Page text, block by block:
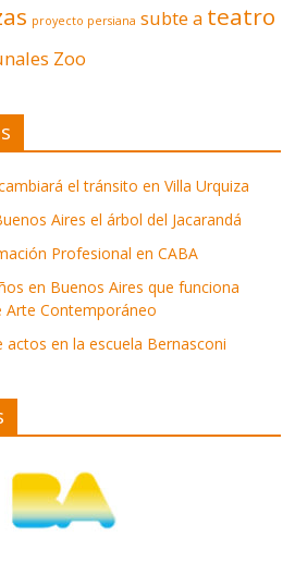
proyecto persiana subte a teatro
Zoo
el tránsito en Villa Urquiza
Aires el árbol del Jacarandá
Profesional en CABA
en Buenos Aires que funciona
Contemporáneo
actos en la escuela Bernasconi